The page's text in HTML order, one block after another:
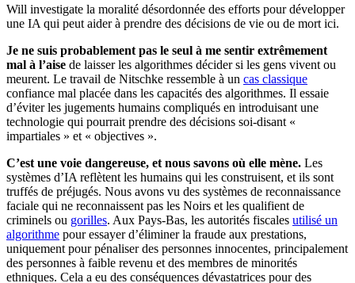
Will investigate la moralité désordonnée des efforts pour développer
une IA qui peut aider à prendre des décisions de vie ou de mort ici.
Je ne suis probablement pas le seul à me sentir extrêmement
mal à l’aise de laisser les algorithmes décider si les gens vivent ou
meurent. Le travail de Nitschke ressemble à un cas classique
confiance mal placée dans les capacités des algorithmes. Il essaie
d’éviter les jugements humains compliqués en introduisant une
technologie qui pourrait prendre des décisions soi-disant «
impartiales » et « objectives ».
C’est une voie dangereuse, et nous savons où elle mène. Les
systèmes d’IA reflètent les humains qui les construisent, et ils sont
truffés de préjugés. Nous avons vu des systèmes de reconnaissance
faciale qui ne reconnaissent pas les Noirs et les qualifient de
criminels ou gorilles. Aux Pays-Bas, les autorités fiscales utilisé un
algorithme pour essayer d’éliminer la fraude aux prestations,
uniquement pour pénaliser des personnes innocentes, principalement
des personnes à faible revenu et des membres de minorités
ethniques. Cela a eu des conséquences dévastatrices pour des